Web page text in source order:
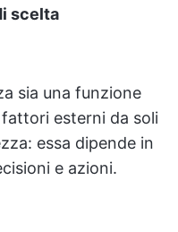
scelta
sia una funzione
esterni da soli
essa dipende in
e azioni.